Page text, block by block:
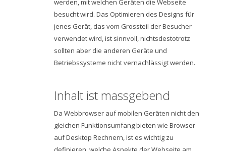
werden, mit welchen Geräten die Webseite
besucht wird. Das Optimieren des Designs für
jenes Gerät, das vom Grossteil der Besucher
verwendet wird, ist sinnvoll, nichtsdestotrotz
sollten aber die anderen Geräte und
Betriebssysteme nicht vernachlässigt werden.
Inhalt ist massgebend
Da Webbrowser auf mobilen Geräten nicht den
gleichen Funktionsumfang bieten wie Browser
auf Desktop Rechnern, ist es wichtig zu